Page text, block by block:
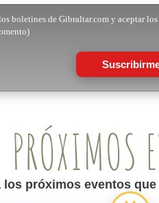
boletines de Gibraltar.com y aceptar
PRÓXIMOS
los próximos eventos